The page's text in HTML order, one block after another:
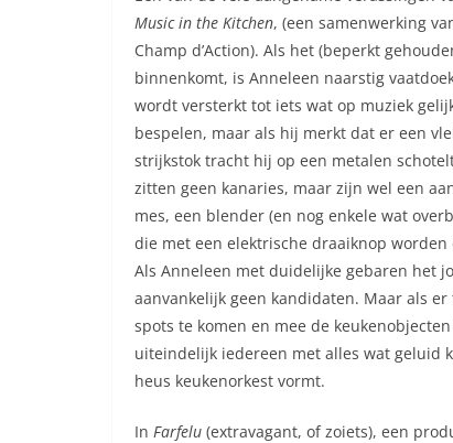
Music in the Kitchen, (een samenwerking
Champ d’Action). Als het (beperkt
binnenkomt, is Anneleen naarstig
wordt versterkt tot iets wat op muziek
bespelen, maar als hij merkt dat er een
strijkstok tracht hij op een metalen
zitten geen kanaries, maar zijn wel een
mes, een blender (en nog enkele wat
die met een elektrische draaiknop
Als Anneleen met duidelijke gebaren het
aanvankelijk geen kandidaten. Maar als
spots te komen en mee de
uiteindelijk iedereen met alles wat geluid
heus keukenorkest vormt.
In Farfelu (extravagant, of zoiets), een